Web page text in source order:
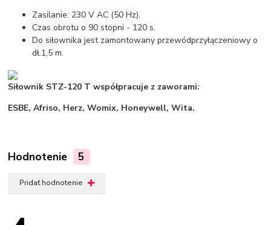
Zasilanie: 230 V AC (50 Hz).
Czas obrotu o 90 stopni - 120 s.
Do siłownika jest zamontowany przewódprzyłączeniowy o
dł.1,5 m.
Siłownik STZ-120 T współpracuje z zaworami:
ESBE, Afriso, Herz, Womix, Honeywell, Wita.
Hodnotenie 5
Pridať hodnotenie